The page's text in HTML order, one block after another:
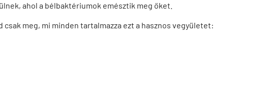
ahol a bélbaktériumok emésztik meg őket.
csak meg, mi minden tartalmazza ezt a hasznos vegyületet: